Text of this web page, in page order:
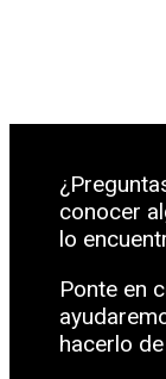
conocer
lo
Ponte en
hacerlo